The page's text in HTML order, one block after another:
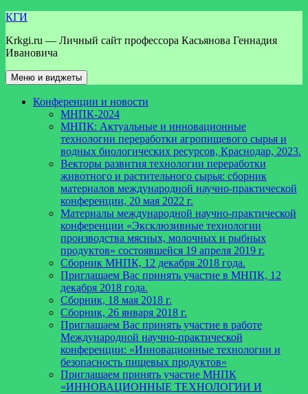
Перейти
содержимому
КГИ
Krkgi.ru — Личный сайт профессора Касьянова Геннадия
Ивановича
Меню и виджеты
Конференции и новости
МНПК-2024
МНПК: Актуальные и инновационные
технологии переработки агропищевого сырья и
водных биологических ресурсов, Краснодар, 2023.
Векторы развития технологии переработки
животного и растительного сырья: сборник
материалов международной научно-практической
конференции, 20 мая 2022 г.
Материалы международной научно-практической
конференции «Эксклюзивные технологии
производства мясных, молочных и рыбных
продуктов» состоявшейся 19 апреля 2019 г.
Сборник МНПК, 12 декабря 2018 года.
Приглашаем Вас принять участие в МНПК, 12
декабря 2018 года.
Сборник, 18 мая 2018 г.
Сборник, 26 января 2018 г.
Приглашаем Вас принять участие в работе
Международной научно-практической
конференции: «Инновационные технологии и
безопасность пищевых продуктов»
Приглашаем принять участие МНПК
«ИННОВАЦИОННЫЕ ТЕХНОЛОГИИ И